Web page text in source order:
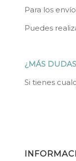
Para los
Puedes
¿MÁS
Si tienes